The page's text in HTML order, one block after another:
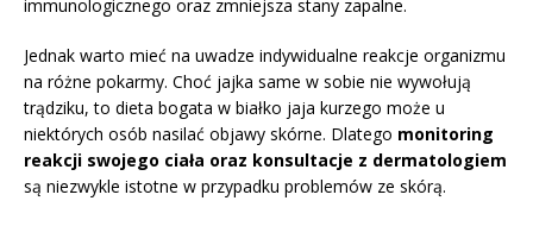
immunologicznego oraz zmniejsza stany zapalne.
Jednak warto mieć na uwadze indywidualne reakcje organizmu
na różne pokarmy. Choć jajka same w sobie nie wywołują
trądziku, to dieta bogata w białko jaja kurzego może u
niektórych osób nasilać objawy skórne. Dlatego monitoring
reakcji swojego ciała oraz konsultacje z dermatologiem
są niezwykle istotne w przypadku problemów ze skórą.